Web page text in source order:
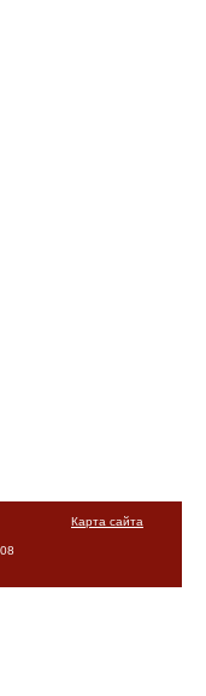
Карта сайта